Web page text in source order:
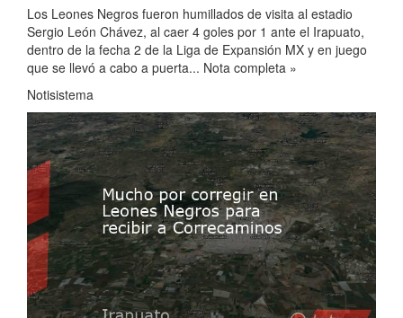
Los Leones Negros fueron humillados de visita al estadio
Sergio León Chávez, al caer 4 goles por 1 ante el Irapuato,
dentro de la fecha 2 de la Liga de Expansión MX y en juego
que se llevó a cabo a puerta... Nota completa »
Notisistema